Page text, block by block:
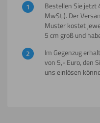
Bestellen Sie jetzt
MwSt.). Der
Muster kostet
5 cm groß und
Im Gegenzug
von 5,- Euro, den
uns einlösen